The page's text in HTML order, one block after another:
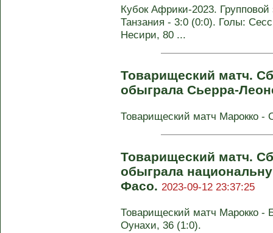
Кубок Африки-2023.
Танзания - 3:0 (0:0). Голы:
Несири, 80 ...
Товарищеский матч.
обыграла Сьерра-
Товарищеский матч Марокко -
Товарищеский матч.
обыграла
Фасо. 2023-09-12 23:37:25
Товарищеский матч Марокко -
Оунахи, 36 (1:0).